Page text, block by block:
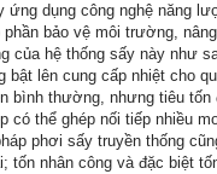
dụng công nghệ năng
bảo vệ môi trường,
của hệ thống sấy này như
lên cung cấp nhiệt cho
bình thường, nhưng tiêu
có thể ghép nối tiếp nhiều
phơi sấy truyền thống
tốn nhân công và đặc biệt